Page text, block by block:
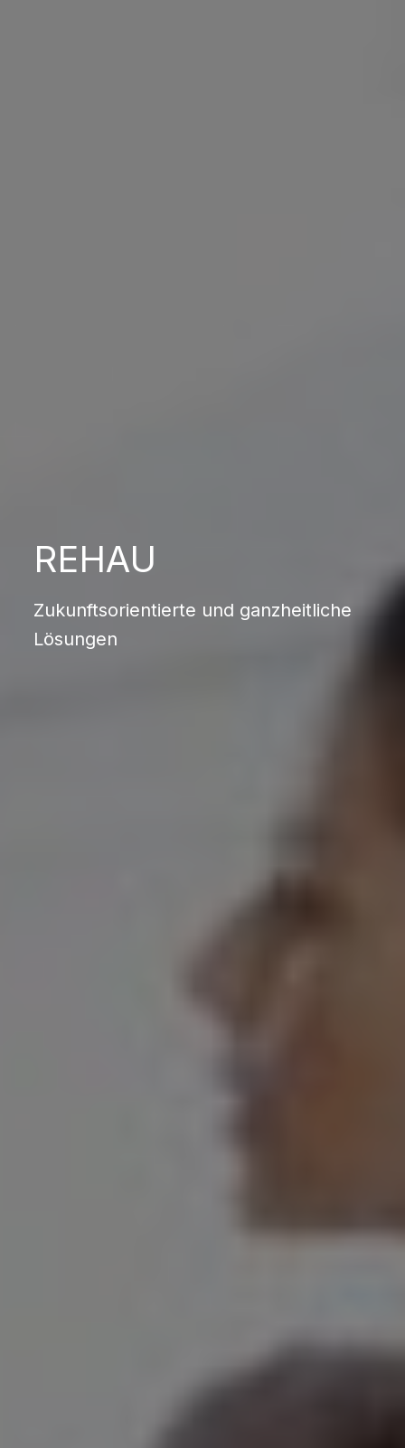
REHAU
Zukunftsorientierte und ganzheitliche
Lösungen